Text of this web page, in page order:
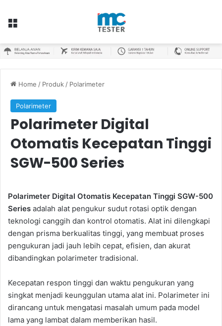
Menu
Home / Produk / Polarimeter
Polarimeter
Polarimeter Digital
Otomatis Kecepatan Tinggi
SGW-500 Series
Polarimeter Digital Otomatis Kecepatan Tinggi SGW-500
Series adalah alat pengukur sudut rotasi optik dengan
teknologi canggih dan kontrol otomatis. Alat ini dilengkapi
dengan prisma berkualitas tinggi, yang membuat proses
pengukuran jadi jauh lebih cepat, efisien, dan akurat
dibandingkan polarimeter tradisional.
Kecepatan respon tinggi dan waktu pengukuran yang
singkat menjadi keunggulan utama alat ini. Polarimeter ini
dirancang untuk mengatasi masalah umum pada model
lama yang lambat dalam memberikan hasil.